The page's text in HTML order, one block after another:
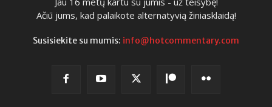
Ačiū jums, kad palaikote alternatyvią žiniasklaidą!
Susisiekite su mumis: info@hotcommentary.com